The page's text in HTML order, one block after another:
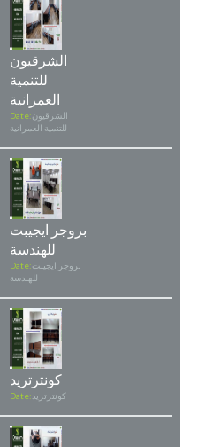
الشرقيون
للتنمية
العمرانية
Date:الشرقيون
للتنمية العمرانية
بروجر ايجيبت
للهندسة
Date:بروجر ايجيبت
للهندسة
كونترتريد
Date: كونترتريد